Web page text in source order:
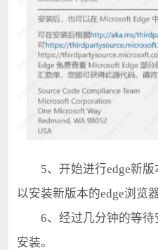
5、开始进行edge新版
以安装新版本的edge浏览器
6、经过几分钟的等待
安装。